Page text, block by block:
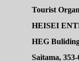
Tourist
HEISEI
HEG
Saitama,